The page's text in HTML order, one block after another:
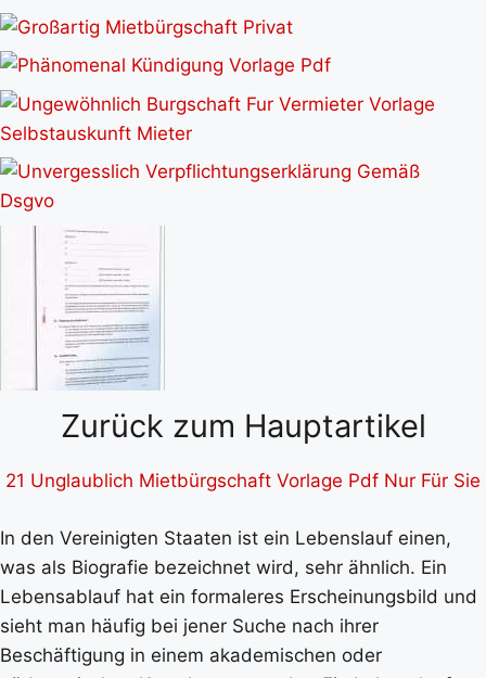
Zurück zum Hauptartikel
21 Unglaublich Mietbürgschaft Vorlage Pdf Nur Für Sie
In den Vereinigten Staaten ist ein Lebenslauf einen,
was als Biografie bezeichnet wird, sehr ähnlich. Ein
Lebensablauf hat ein formaleres Erscheinungsbild und
sieht man häufig bei jener Suche nach ihrer
Beschäftigung in einem akademischen oder